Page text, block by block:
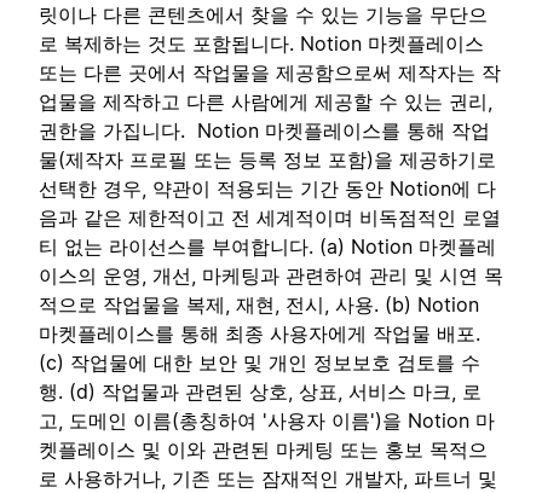
릿이나 다른 콘텐츠에서 찾을 수 있는 기능을 무단으
로 복제하는 것도 포함됩니다. Notion 마켓플레이스
또는 다른 곳에서 작업물을 제공함으로써 제작자는 작
업물을 제작하고 다른 사람에게 제공할 수 있는 권리,
권한을 가집니다. Notion 마켓플레이스를 통해 작업
물(제작자 프로필 또는 등록 정보 포함)을 제공하기로
선택한 경우, 약관이 적용되는 기간 동안 Notion에 다
음과 같은 제한적이고 전 세계적이며 비독점적인 로열
티 없는 라이선스를 부여합니다. (a) Notion 마켓플레
이스의 운영, 개선, 마케팅과 관련하여 관리 및 시연 목
적으로 작업물을 복제, 재현, 전시, 사용. (b) Notion
마켓플레이스를 통해 최종 사용자에게 작업물 배포.
(c) 작업물에 대한 보안 및 개인 정보보호 검토를 수
행. (d) 작업물과 관련된 상호, 상표, 서비스 마크, 로
고, 도메인 이름(총칭하여 '사용자 이름')을 Notion 마
켓플레이스 및 이와 관련된 마케팅 또는 홍보 목적으
로 사용하거나, 기존 또는 잠재적인 개발자, 파트너 및